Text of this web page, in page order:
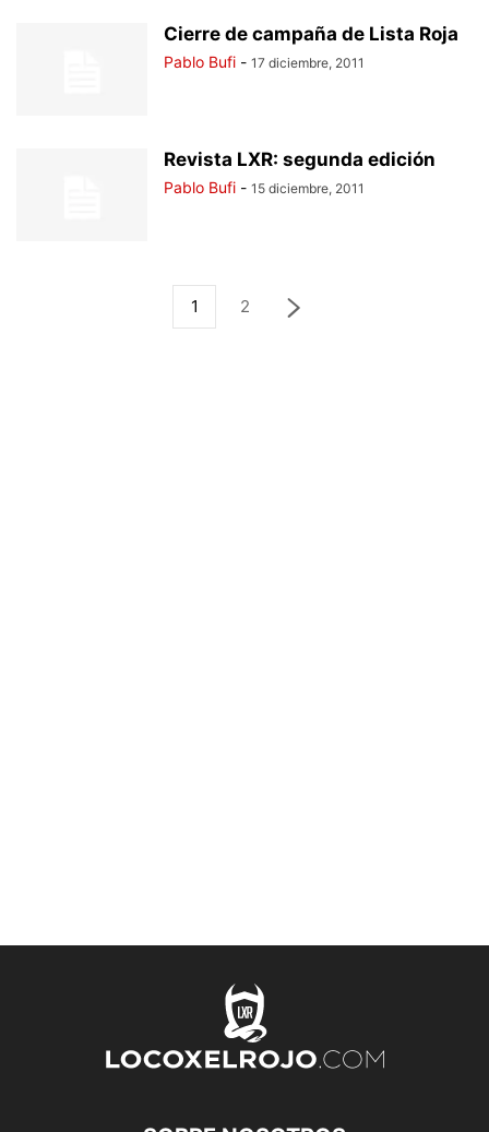
Cierre de campaña de Lista Roja
Pablo Bufi - 17 diciembre, 2011
Revista LXR: segunda edición
Pablo Bufi - 15 diciembre, 2011
1 2